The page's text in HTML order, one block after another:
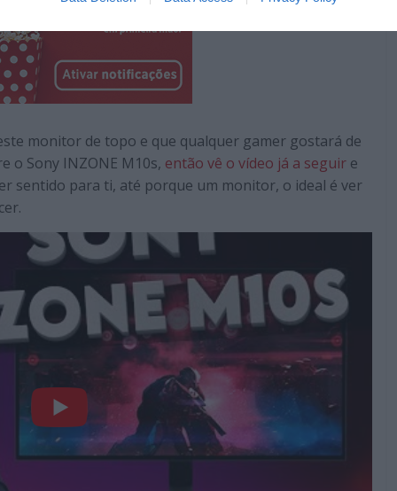
monitor de topo e que qualquer gamer gostará de
o Sony INZONE M10s, então vê o vídeo já a seguir e
sentido para ti, até porque um monitor, o ideal é ver